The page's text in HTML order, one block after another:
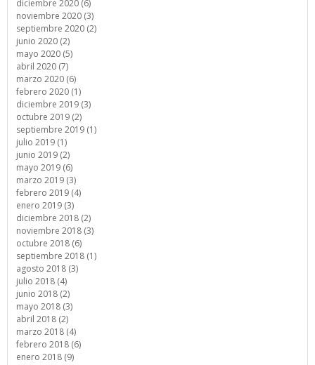
diciembre 2020 (6)
noviembre 2020 (3)
septiembre 2020 (2)
junio 2020 (2)
mayo 2020 (5)
abril 2020 (7)
marzo 2020 (6)
febrero 2020 (1)
diciembre 2019 (3)
octubre 2019 (2)
septiembre 2019 (1)
julio 2019 (1)
junio 2019 (2)
mayo 2019 (6)
marzo 2019 (3)
febrero 2019 (4)
enero 2019 (3)
diciembre 2018 (2)
noviembre 2018 (3)
octubre 2018 (6)
septiembre 2018 (1)
agosto 2018 (3)
julio 2018 (4)
junio 2018 (2)
mayo 2018 (3)
abril 2018 (2)
marzo 2018 (4)
febrero 2018 (6)
enero 2018 (9)